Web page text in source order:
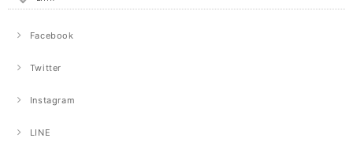
Facebook
Twitter
Instagram
LINE